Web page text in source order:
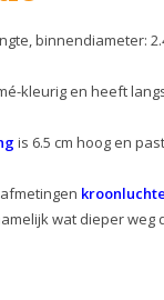
binnendiameter:
kleurig en heeft
is 6.5 cm hoog en
wat dieper weg